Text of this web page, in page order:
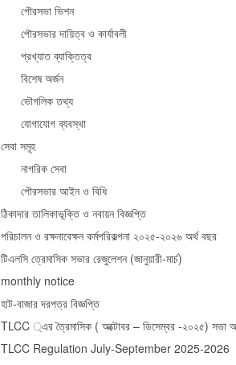
পৌরসভা ভিশন
পৌরসভার দায়িত্ব ও কার্যাবলী
প্রখ্যাত ব্যাক্তিত্ব
বিশেষ অর্জন
ভৌগলিক তথ্য
যোগাযোগ ব্যবস্থা
সেবা সমূহ
নাগরিক সেবা
পৌরসভার আইন ও বিধি
ঠিকাদার তালিকাভূক্তি ও নবায়ন বিজ্ঞপ্তি
পরিচালন ও রক্ষনাবেক্ষন কর্মপরিকল্পনা ২০২৫-২০২৬ অর্থ বছর
টিএলসি ত্রেমাসিক সভার রেজুলেশন (জানুয়ারী-মার্চ)
monthly notice
হাট-বাজার দরপত্র বিজ্ঞপ্তি
TLCC ্এর ত্রৈমাসিক ( অক্টোবর – ডিসেম্বর -২০২৫) সভা
TLCC Regulation July-September 2025-2026